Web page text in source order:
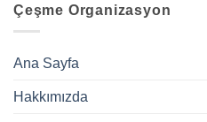
Çeşme Organizasyon
Ana Sayfa
Hakkımızda